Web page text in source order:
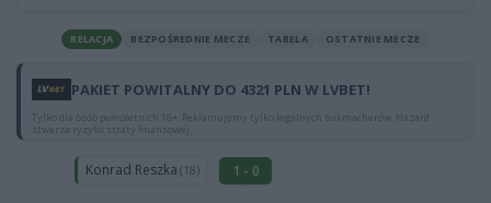
RELACJA BEZPOŚREDNIE MECZE TABELA OSTATNIE MECZE
PAKIET POWITALNY DO 4321 PLN W LVBET!
Tylko dla osób pełnoletnich 18+. Reklamujemy tylko legalnych bukmacherów. Hazard
stwarza ryzyko straty finansowej.
Konrad Reszka (18) 1 - 0